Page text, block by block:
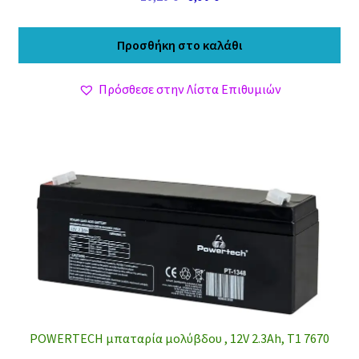
τιμή
Προσθήκη στο καλάθι
Πρόσθεσε στην Λίστα Επιθυμιών
POWERTECH μπαταρία μολύβδου , 12V 2.3Ah, T1 7670